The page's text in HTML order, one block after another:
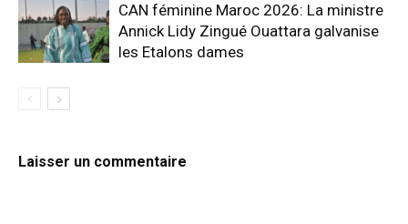
CAN féminine Maroc 2026: La ministre
Annick Lidy Zingué Ouattara galvanise
les Etalons dames
Laisser un commentaire